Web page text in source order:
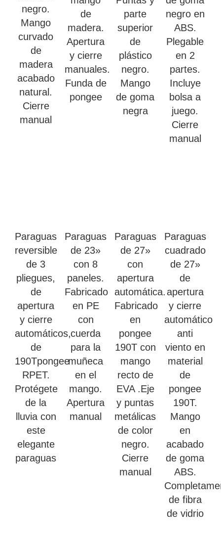
negro.
Mango
curvado
de
madera
acabado
natural.
Cierre
manual
de
madera.
Apertura
y cierre
manuales.
Funda de
pongee
parte
superior
de
plástico
negro.
Mango
de goma
negra
negro en
ABS.
Plegable
en 2
partes.
Incluye
bolsa a
juego.
Cierre
manual
Paraguas
reversible
de 3
pliegues,
de
apertura
y cierre
automáticos,
de
190Tpongee
RPET.
Protégete
de la
lluvia con
este
elegante
paraguas
Paraguas
de 23»
con 8
paneles.
Fabricado
en PE
con
cuerda
para la
muñeca
en el
mango.
Apertura
manual
Paraguas
de 27»
con
apertura
automática.
Fabricado
en
pongee
190T con
mango
recto de
EVA .Eje
y puntas
metálicas
de color
negro.
Cierre
manual
Paraguas
cuadrado
de 27»
de
apertura
y cierre
automático
anti
viento en
material
de
pongee
190T.
Mango
en
acabado
de goma
ABS.
de fibra
de vidrio